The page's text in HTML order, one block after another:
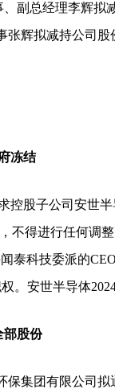
副总经理李辉拟
辉拟减持公司
冻结
控股子公司安世
不得进行任何调整
泰科技委派的
。安世半导体
部股份
集团有限公司